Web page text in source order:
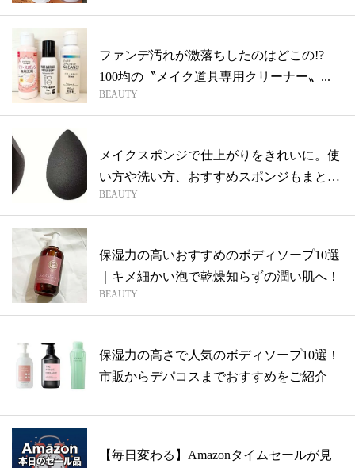
ファンデ汚れが激落ちしたのはどこの!?
100均の〝メイク道具専用クリーナー〟...
BEAUTY
メイクスポンジで仕上がりをきれいに。使
い方や洗い方、おすすめスポンジもまとめ
てご...
BEAUTY
保湿力の高いおすすめのボディソープ10選
｜キメ細かい泡で乾燥知らずの潤い肌へ！
BEAUTY
保湿力の高さで人気のボディソープ10選！
市販からデパコスまでおすすめをご紹介
【毎日変わる】Amazonタイムセールが見